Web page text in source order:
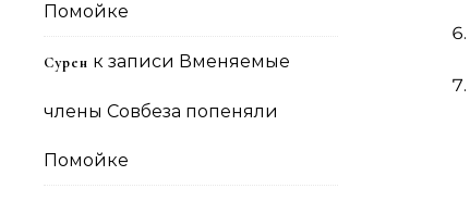
Помойке
Сурен к записи Вменяемые
члены Совбеза попеняли
Помойке